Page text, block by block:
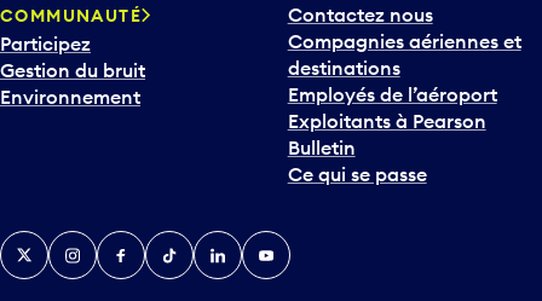
COMMUNAUTÉ
Participez
Gestion du bruit
Environnement
Contactez nous
Compagnies aériennes et
destinations
Employés de l’aéroport
Exploitants à Pearson
Bulletin
Ce qui se passe
TwitterInstagramFacebook
TikTokLinkedInYouTube